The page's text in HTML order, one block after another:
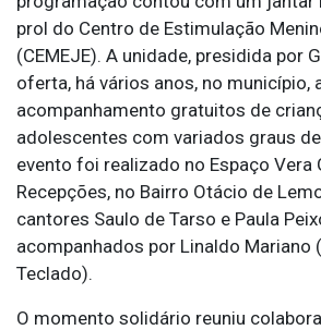
prol do Centro de Estimulação
(CEMEJE). A unidade, presidida por
oferta, há vários anos, no município,
acompanhamento gratuitos de
adolescentes com variados graus
evento foi realizado no Espaço Vera
Recepções, no Bairro Otácio de
cantores Saulo de Tarso e Paula
acompanhados por Linaldo Mariano
Teclado).
O momento solidário reuniu